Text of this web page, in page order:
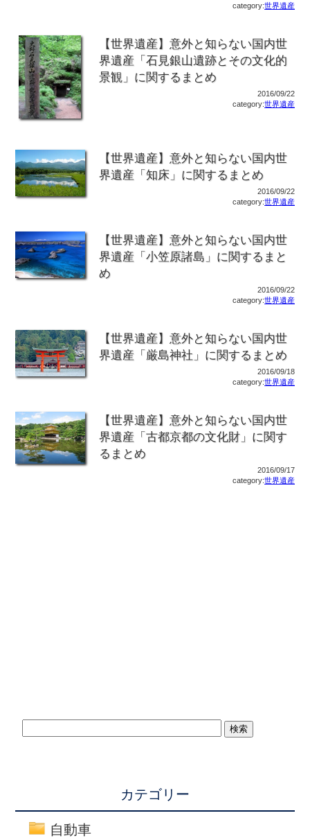
category:世界遺産
【世界遺産】意外と知らない国内世
界遺産「石見銀山遺跡とその文化的
景観」に関するまとめ
2016/09/22
category:世界遺産
【世界遺産】意外と知らない国内世
界遺産「知床」に関するまとめ
2016/09/22
category:世界遺産
【世界遺産】意外と知らない国内世
界遺産「小笠原諸島」に関するまと
め
2016/09/22
category:世界遺産
【世界遺産】意外と知らない国内世
界遺産「厳島神社」に関するまとめ
2016/09/18
category:世界遺産
【世界遺産】意外と知らない国内世
界遺産「古都京都の文化財」に関す
るまとめ
2016/09/17
category:世界遺産
カテゴリー
自動車